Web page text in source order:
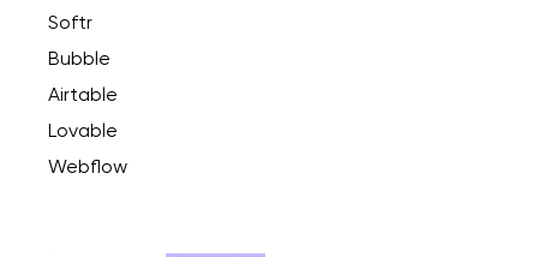
Softr
Bubble
Airtable
Lovable
Webflow